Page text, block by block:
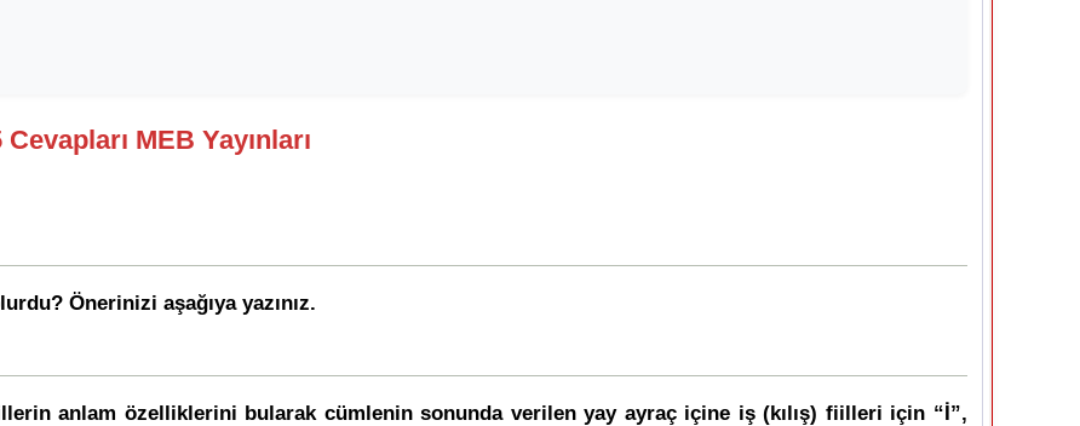
MEB Yayınları
Önerinizi aşağıya yazınız.
anlam özelliklerini bularak cümlenin sonunda verilen yay ayraç içine iş (kılış) fiilleri için “İ”,